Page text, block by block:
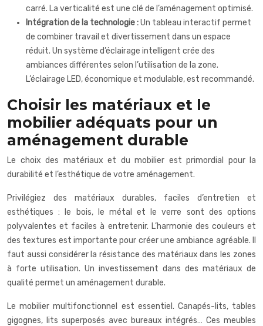
carré. La verticalité est une clé de l’aménagement optimisé.
Intégration de la technologie :Un tableau interactif permet
de combiner travail et divertissement dans un espace
réduit. Un système d’éclairage intelligent crée des
ambiances différentes selon l’utilisation de la zone.
L’éclairage LED, économique et modulable, est recommandé.
Choisir les matériaux et le
mobilier adéquats pour un
aménagement durable
Le choix des matériaux et du mobilier est primordial pour la
durabilité et l’esthétique de votre aménagement.
Privilégiez des matériaux durables, faciles d’entretien et
esthétiques : le bois, le métal et le verre sont des options
polyvalentes et faciles à entretenir. L’harmonie des couleurs et
des textures est importante pour créer une ambiance agréable. Il
faut aussi considérer la résistance des matériaux dans les zones
à forte utilisation. Un investissement dans des matériaux de
qualité permet un aménagement durable.
Le mobilier multifonctionnel est essentiel. Canapés-lits, tables
gigognes, lits superposés avec bureaux intégrés… Ces meubles